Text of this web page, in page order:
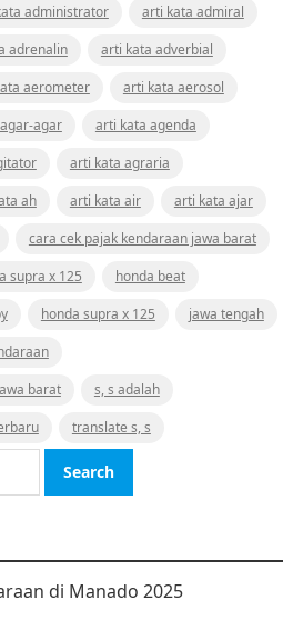
administrator
arti kata admiral
adrenalin
arti kata adverbial
aerometer
arti kata aerosol
agar
arti kata agenda
arti kata agraria
ah arti kata air
arti kata ajar
cara cek pajak kendaraan jawa barat
supra x 125
honda beat
honda supra x 125
jawa tengah
barat
s, s adalah
translate s, s
di Manado 2025